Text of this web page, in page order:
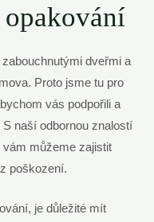
dveřmi a
Proto jsme tu pro
vás podpořili a
naší odbornou znalostí
můžeme zajistit
poškození.
je důležité mít